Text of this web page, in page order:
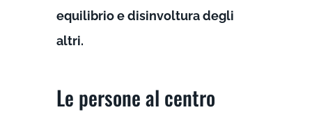
equilibrio e disinvoltura degli
altri.
Le persone al centro